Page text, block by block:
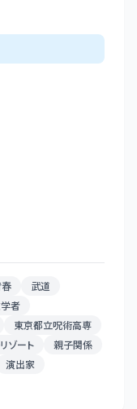
武道
者
東京都立呪術高専
ゾート
親子関係
演出家